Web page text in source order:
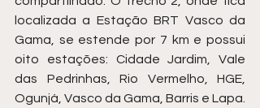
localizada a Estação BRT Vasco da
Gama, se estende por 7 km e possui
oito estações: Cidade Jardim, Vale
das Pedrinhas, Rio Vermelho, HGE,
Ogunjá, Vasco da Gama, Barris e Lapa.